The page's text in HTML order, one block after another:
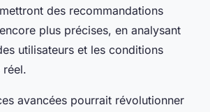
des recommandations
encore plus précises, en analysant
utilisateurs et les conditions
réel.
avancées pourrait révolutionner